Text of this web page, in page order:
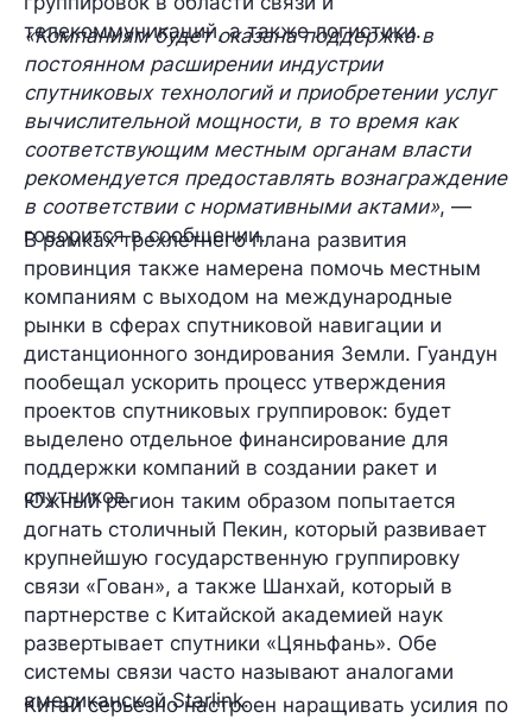
телекоммуникаций, а также логистики.
«Компаниям будет оказана поддержка в
постоянном расширении индустрии
спутниковых технологий и приобретении услуг
вычислительной мощности, в то время как
соответствующим местным органам власти
рекомендуется предоставлять вознаграждение
в соответствии с нормативными актами», —
говорится в сообщении.
В рамках трехлетнего плана развития
провинция также намерена помочь местным
компаниям с выходом на международные
рынки в сферах спутниковой навигации и
дистанционного зондирования Земли. Гуандун
пообещал ускорить процесс утверждения
проектов спутниковых группировок: будет
выделено отдельное финансирование для
поддержки компаний в создании ракет и
спутников.
Южный регион таким образом попытается
догнать столичный Пекин, который развивает
крупнейшую государственную группировку
связи «Гован», а также Шанхай, который в
партнерстве с Китайской академией наук
развертывает спутники «Цяньфань». Обе
системы связи часто называют аналогами
американской Starlink.
Китай серьезно настроен наращивать усилия по